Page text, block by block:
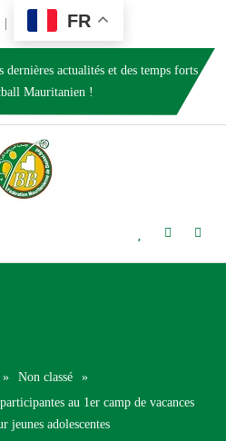
FR
dernières actualités et des temps forts
Mauritanien !
» Non classé
»
au 1er camp de vacances
jeunes adolescentes